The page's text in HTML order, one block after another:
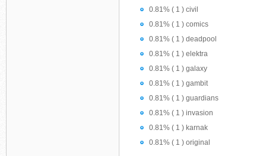
0.81% ( 1 ) civil
0.81% ( 1 ) comics
0.81% ( 1 ) deadpool
0.81% ( 1 ) elektra
0.81% ( 1 ) galaxy
0.81% ( 1 ) gambit
0.81% ( 1 ) guardians
0.81% ( 1 ) invasion
0.81% ( 1 ) karnak
0.81% ( 1 ) original